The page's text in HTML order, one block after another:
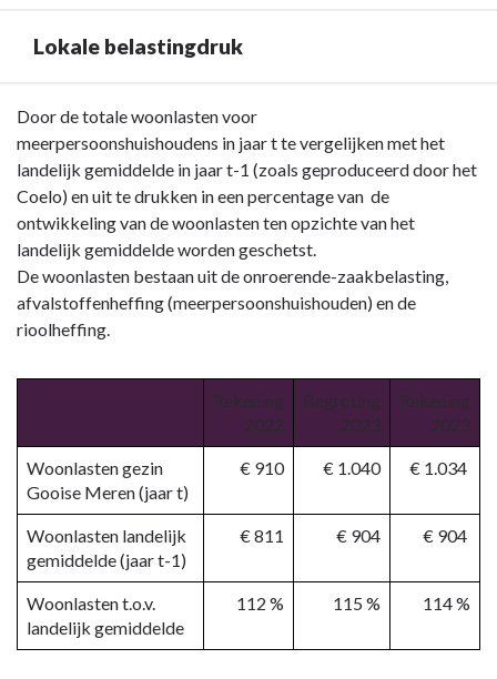
Lokale belastingdruk
Terug
naar
navigatie
Paragraaf
Lokale
heffingen
Lokale
Door de totale woonlasten voor
meerpersoonshuishoudens in jaar t te vergelijken met het
landelijk gemiddelde in jaar t-1 (zoals geproduceerd door het
Coelo) en uit te drukken in een percentage van de
ontwikkeling van de woonlasten ten opzichte van het
landelijk gemiddelde worden geschetst.
De woonlasten bestaan uit de onroerende-zaakbelasting,
afvalstoffenheffing (meerpersoonshuishouden) en de
rioolheffing.
Rekening
2022
Begroting
2023
Rekening
2023
Woonlasten gezin
Gooise Meren (jaar t)
€ 910 € 1.040 € 1.034
Woonlasten landelijk
gemiddelde (jaar t-1)
€ 811 € 904 € 904
Woonlasten t.o.v.
landelijk gemiddelde
112 % 115 % 114 %